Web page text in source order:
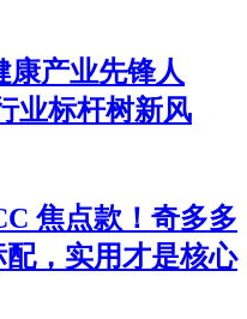
康产业先锋人
业标杆树新风
焦点款！奇多多
，实用才是核心